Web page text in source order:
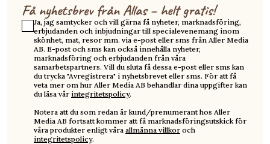
Få nyhetsbrev från Allas – helt gratis!
Ja, jag samtycker och vill gärna få nyheter, marknadsföring,
erbjudanden och inbjudningar till specialevenemang inom
skönhet, mat, resor mm. via e-post eller sms från Aller Media
AB. E-post och sms kan också innehålla nyheter,
marknadsföring och erbjudanden från våra
samarbetspartners. Vill du sluta få dessa e-post eller sms kan
du trycka "Avregistrera" i nyhetsbrevet eller sms. För att få
veta mer om hur Aller Media AB behandlar dina uppgifter kan
du läsa vår integritetspolicy.
Notera att du som redan är kund/prenumerant hos Aller
Media AB fortsatt kommer att få marknadsföringsutskick för
våra produkter enligt våra allmänna villkor och
integritetspolicy.